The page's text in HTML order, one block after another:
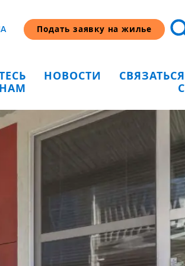
Подать заявку на жилье
НОВОСТИ
СВЯЗАТЬСЯ
С